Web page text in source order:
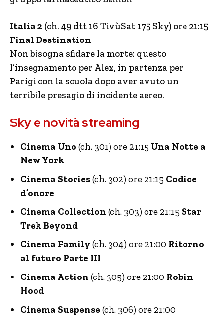
Italia 2 (ch. 49 dtt 16 TivùSat 175 Sky) ore 21:15
Final Destination
Non bisogna sfidare la morte: questo
l’insegnamento per Alex, in partenza per
Parigi con la scuola dopo aver avuto un
terribile presagio di incidente aereo.
Sky e novità streaming
Cinema Uno (ch. 301) ore 21:15 Una Notte a
New York
Cinema Stories(ch. 302) ore 21:15 Codice
d’onore
Cinema Collection (ch. 303) ore 21:15 Star
Trek Beyond
Cinema Family (ch. 304) ore 21:00 Ritorno
al futuro Parte III
Cinema Action (ch. 305) ore 21:00 Robin
Hood
Cinema Suspense (ch. 306) ore 21:00